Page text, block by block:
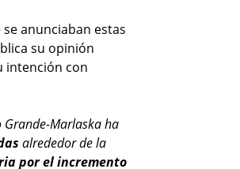
anunciaban estas
su opinión
intención con
Grande-Marlaska ha
alrededor de la
por el incremento